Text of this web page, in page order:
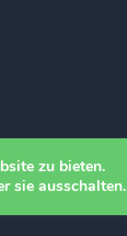
zu bieten.
sie ausschalten.